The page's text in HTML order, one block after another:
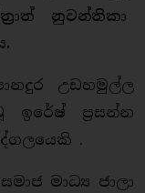
නුවන්තිකා
උඩහමුල්ල
ඉරේෂ් ප්‍රසන්න
.
මාධ්‍ය ජාලා